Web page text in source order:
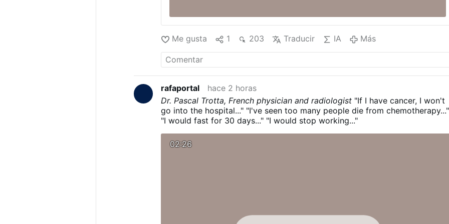
Me gusta 1 203 Traducir IA Más
rafaportal
hace 2 horas
Dr. Pascal Trotta, French physician and radiologist "If I have cancer, I won't
go into the hospital..." "I've seen too many people die from chemotherapy..."
"I would fast for 30 days..." "I would stop working..."
02:26